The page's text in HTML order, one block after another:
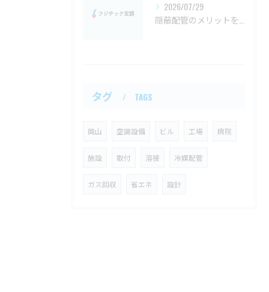
2026/07/29
タグ TAGS
岡山 空調設備 ビル 工場 病院
施設 取付 溶接 冷媒配管
ガス回収 省エネ 設計